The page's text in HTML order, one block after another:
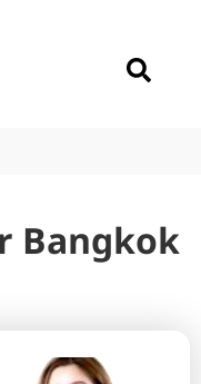
Bangkok